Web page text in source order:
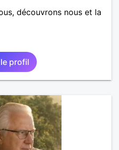
découvrons nous et la
profil